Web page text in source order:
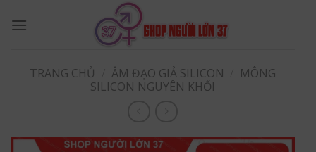
TRANG CHỦ
ÂM ĐẠO GIẢ SILICON
MÔNG
SILICON NGUYÊN KHỐI